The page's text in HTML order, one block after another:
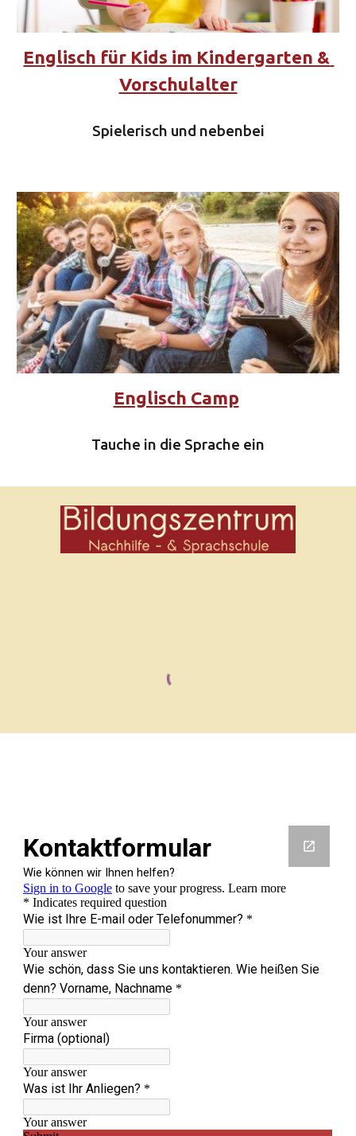
Englisch für Kids im Kindergarten &
Vorschulalter
Spielerisch und nebenbei
Englisch Camp
Tauche in die Sprache ein